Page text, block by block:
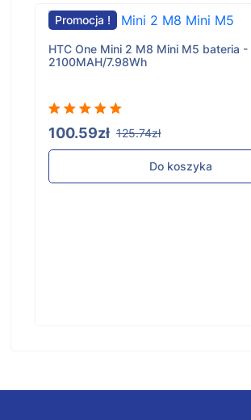
Promocja !
HTC One Mini 2 M8 Mini M5 bateria -
2100MAH/7.98Wh
100.59zł 125.74zł
Do koszyka